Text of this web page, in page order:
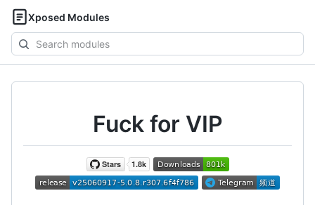
Xposed Modules
Search
modules
Fuck for VIP